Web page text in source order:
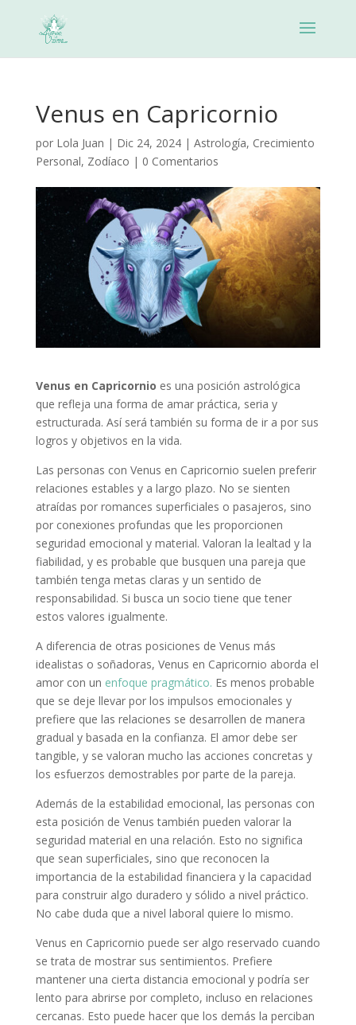
Venus en Capricornio
por Lola Juan | Dic 24, 2024| Astrología, Crecimiento
Personal, Zodíaco | 0 Comentarios
Venus en Capricornio es una posición astrológica
que refleja una forma de amar práctica, seria y
estructurada. Así será también su forma de ir a por sus
logros y objetivos en la vida.
Las personas con Venus en Capricornio suelen preferir
relaciones estables y a largo plazo. No se sienten
atraídas por romances superficiales o pasajeros, sino
por conexiones profundas que les proporcionen
seguridad emocional y material. Valoran la lealtad y la
fiabilidad, y es probable que busquen una pareja que
también tenga metas claras y un sentido de
responsabilidad. Si busca un socio tiene que tener
estos valores igualmente.
A diferencia de otras posiciones de Venus más
idealistas o soñadoras, Venus en Capricornio aborda el
amor con un enfoque pragmático. Es menos probable
que se deje llevar por los impulsos emocionales y
prefiere que las relaciones se desarrollen de manera
gradual y basada en la confianza. El amor debe ser
tangible, y se valoran mucho las acciones concretas y
los esfuerzos demostrables por parte de la pareja.
Además de la estabilidad emocional, las personas con
esta posición de Venus también pueden valorar la
seguridad material en una relación. Esto no significa
que sean superficiales, sino que reconocen la
importancia de la estabilidad financiera y la capacidad
para construir algo duradero y sólido a nivel práctico.
No cabe duda que a nivel laboral quiere lo mismo.
Venus en Capricornio puede ser algo reservado cuando
se trata de mostrar sus sentimientos. Prefiere
mantener una cierta distancia emocional y podría ser
lento para abrirse por completo, incluso en relaciones
cercanas. Esto puede hacer que los demás la perciban